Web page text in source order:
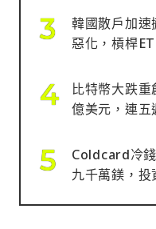
韓國散戶加
惡化，槓桿
比特幣大跌
億美元，連五
Coldcard冷
九千萬鎂，